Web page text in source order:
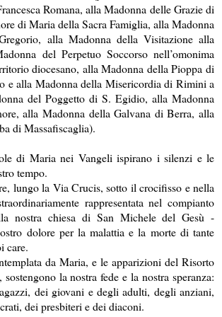
Romana, alla Madonna delle Grazie di
di Maria della Sacra Famiglia, alla Madonna
alla Madonna della Visitazione alla
del Perpetuo Soccorso nell’omonima
diocesano, alla Madonna della Pioppa di
e alla Madonna della Misericordia di Rimini a
del Poggetto di S. Egidio, alla Madonna
alla Madonna della Galvana di Berra, alla
di Massafiscaglia).
di Maria nei Vangeli ispirano i silenzi e le
tempo.
lungo la Via Crucis, sotto il crocifisso e nella
rappresentata nel compianto
nostra chiesa di San Michele del Gesù -
dolore per la malattia e la morte di tante
care.
da Maria, e le apparizioni del Risorto
la nostra fede e la nostra speranza:
dei giovani e degli adulti, degli anziani,
dei presbiteri e dei diaconi.